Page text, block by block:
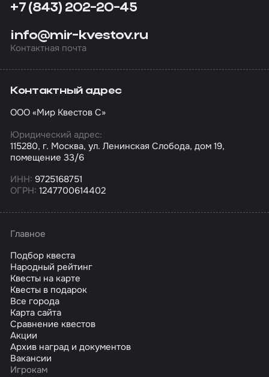
+7 (843) 202-20-45
info@mir-kvestov.ru
Контактная почта
Контактный адрес
ООО «Мир Квестов С»
Юридический адрес:
115280, г. Москва, ул. Ленинская Слобода, дом 19,
помещение 33/6
ИНН: 9725168751
ОГРН: 1247700614402
Главное
Подбор квеста
Народный рейтинг
Квесты на карте
Квесты в подарок
Все города
Карта сайта
Сравнение квестов
Акции
Архив наград и документов
Вакансии
Игрокам